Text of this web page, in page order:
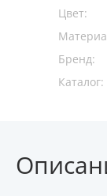
Цвет:
Бренд:
Каталог: